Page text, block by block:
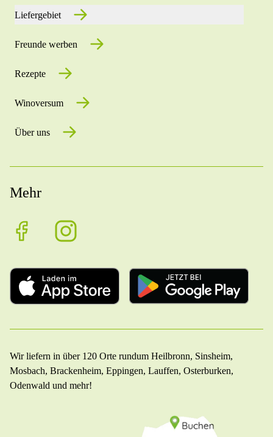
Liefergebiet
Freunde werben
Rezepte
Winoversum
Über uns
Mehr
Wir liefern in über 120 Orte rundum Heilbronn, Sinsheim,
Mosbach, Brackenheim, Eppingen, Lauffen, Osterburken,
Odenwald und mehr!